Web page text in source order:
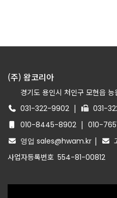
(주) 왐코리아
경기도 용인시 처인구 모현읍
031-322-9902 |
031-
010-8445-8902 | 010-
영업 sales@hwam.kr |
사업자등록번호 554-81-00812